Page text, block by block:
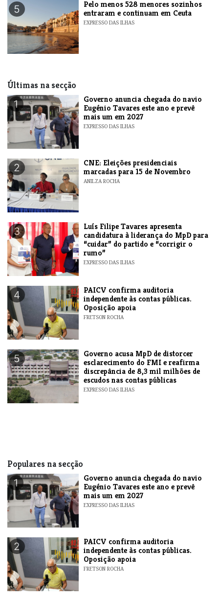
5
Pelo menos 528 menores sozinhos
entraram e continuam em Ceuta
EXPRESSO DAS ILHAS
Últimas na secção
1
Governo anuncia chegada do navio
Eugénio Tavares este ano e prevê
mais um em 2027
EXPRESSO DAS ILHAS
2
CNE: Eleições presidenciais
marcadas para 15 de Novembro
ANILZA ROCHA
3
Luís Filipe Tavares apresenta
candidatura à liderança do MpD para
“cuidar” do partido e “corrigir o
rumo”
EXPRESSO DAS ILHAS
4
​PAICV confirma auditoria
independente às contas públicas.
Oposição apoia
FRETSON ROCHA
5
Governo acusa MpD de distorcer
esclarecimento do FMI e reafirma
discrepância de 8,3 mil milhões de
escudos nas contas públicas
EXPRESSO DAS ILHAS
Populares na secção
1
Governo anuncia chegada do navio
Eugénio Tavares este ano e prevê
mais um em 2027
EXPRESSO DAS ILHAS
2
​PAICV confirma auditoria
independente às contas públicas.
Oposição apoia
FRETSON ROCHA